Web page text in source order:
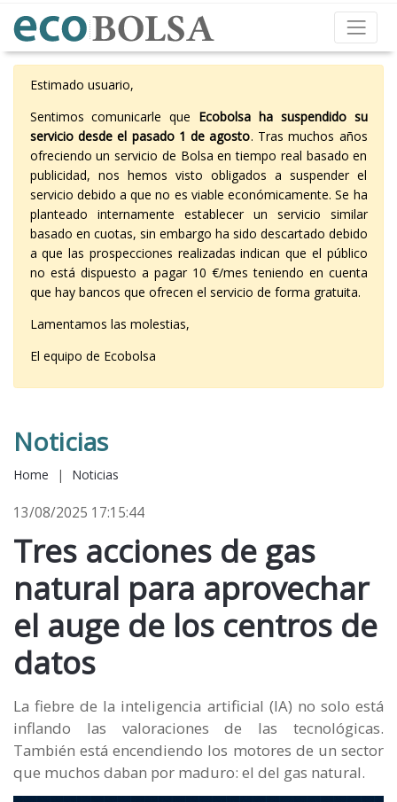
Estimado usuario,
Sentimos comunicarle que Ecobolsa ha suspendido su
servicio desde el pasado 1 de agosto. Tras muchos años
ofreciendo un servicio de Bolsa en tiempo real basado en
publicidad, nos hemos visto obligados a suspender el
servicio debido a que no es viable económicamente. Se ha
planteado internamente establecer un servicio similar
basado en cuotas, sin embargo ha sido descartado debido
a que las prospecciones realizadas indican que el público
no está dispuesto a pagar 10 €/mes teniendo en cuenta
que hay bancos que ofrecen el servicio de forma gratuita.
Lamentamos las molestias,
El equipo de Ecobolsa
Noticias
Home | Noticias
13/08/2025 17:15:44
Tres acciones de gas
natural para aprovechar
el auge de los centros de
datos
La fiebre de la inteligencia artificial (IA) no solo está
inflando las valoraciones de las tecnológicas.
También está encendiendo los motores de un sector
que muchos daban por maduro: el del gas natural.